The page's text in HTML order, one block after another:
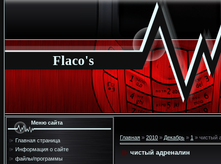
Flaco's
Меню сайта
Главная страница
Информация о сайте
файлы/программы
Главная » 2010 » Декабрь » 1 » чистый
чистый адреналин